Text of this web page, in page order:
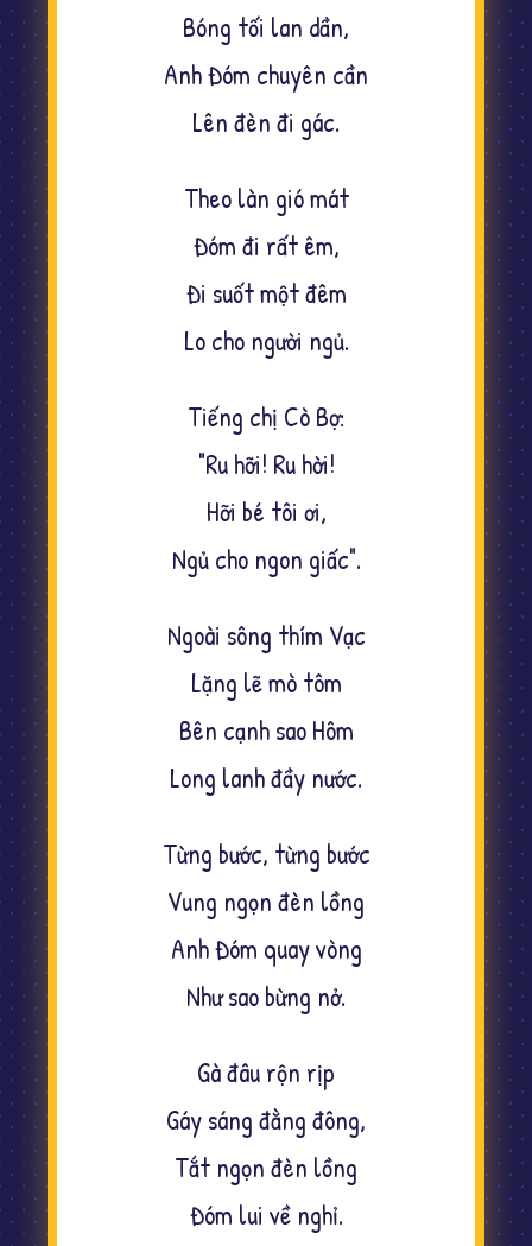
Bóng tối lan dần,
Anh Đóm chuyên cần
Lên đèn đi gác.
Theo làn gió mát
Đóm đi rất êm,
Đi suốt một đêm
Lo cho người ngủ.
Tiếng chị Cò Bợ:
"Ru hỡi! Ru hời!
Hỡi bé tôi ơi,
Ngủ cho ngon giấc".
Ngoài sông thím Vạc
Lặng lẽ mò tôm
Bên cạnh sao Hôm
Long lanh đầy nước.
Từng bước, từng bước
Vung ngọn đèn lồng
Anh Đóm quay vòng
Như sao bừng nở.
Gà đâu rộn rịp
Gáy sáng đằng đông,
Tắt ngọn đèn lồng
Đóm lui về nghỉ.